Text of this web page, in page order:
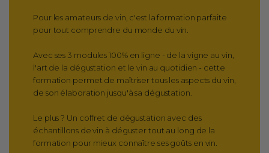
Pour les amateurs de vin, c'est la formation parfaite
pour tout comprendre du monde du vin.
Avec ses 3 modules 100% en ligne - de la vigne au vin,
l'art de la dégustation et le vin au quotidien - cette
formation permet de maîtriser tous les aspects du vin,
de son élaboration jusqu'à sa dégustation.
Le plus ? Un coffret de dégustation avec des
échantillons de vin à déguster tout au long de la
formation pour mieux connaître ses goûts en vin.